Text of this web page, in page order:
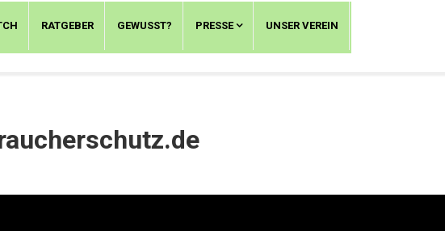
RATGEBER GEWUSST? PRESSE UNSER VEREIN